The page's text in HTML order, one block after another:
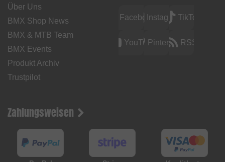
Über Uns
BMX Shop News
BMX & MTB Team
BMX Events
Produkt Archiv
Trustpilot
FacebookInstagramTikTok
YouTubePinterest RSS
Zahlungsweisen